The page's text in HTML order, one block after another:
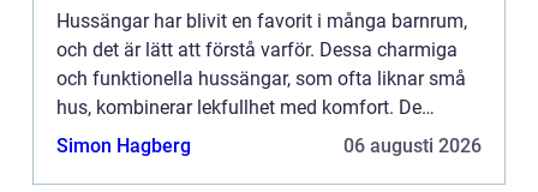
Hussängar har blivit en favorit i många barnrum,
och det är lätt att förstå varför. Dessa charmiga
och funktionella hussängar, som ofta liknar små
hus, kombinerar lekfullhet med komfort. De
skapar en my...
Simon Hagberg 06 augusti 2026